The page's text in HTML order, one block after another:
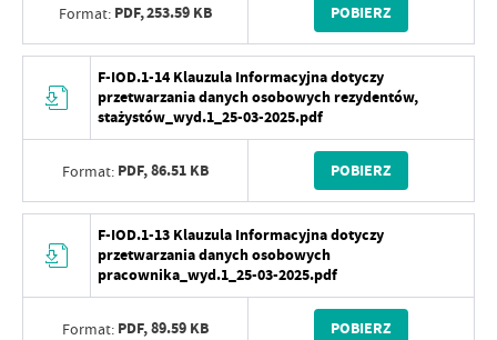
Format: PDF,253.59 KB POBIERZ
F-IOD.1-14 Klauzula Informacyjna dotyczy
przetwarzania danych osobowych rezydentów,
stażystów_wyd.1_25-03-2025.pdf
Format: PDF,86.51 KB POBIERZ
F-IOD.1-13 Klauzula Informacyjna dotyczy
przetwarzania danych osobowych
pracownika_wyd.1_25-03-2025.pdf
Format: PDF,89.59 KB POBIERZ